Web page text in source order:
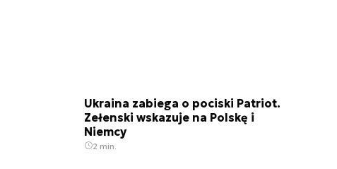
Ukraina zabiega o pociski Patriot.
Zełenski wskazuje na Polskę i
Niemcy
2 min.